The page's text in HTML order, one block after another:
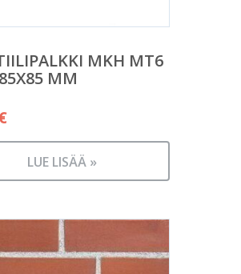
MKH MT6
MM
LUE LISÄÄ »